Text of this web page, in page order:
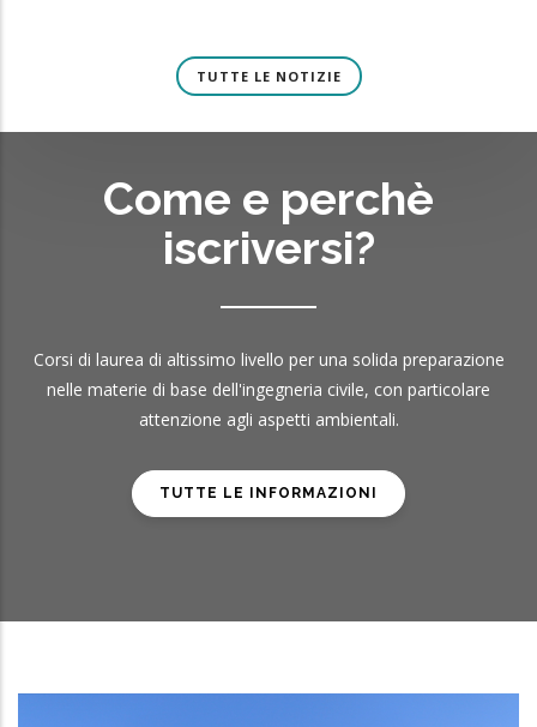
TUTTE LE NOTIZIE
Come e perchè
iscriversi?
Corsi di laurea di altissimo livello per una solida preparazione
nelle materie di base dell'ingegneria civile, con particolare
attenzione agli aspetti ambientali.
TUTTE LE INFORMAZIONI